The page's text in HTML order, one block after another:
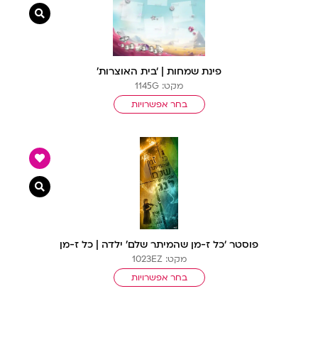
פינת שמחות | ‘בית האוצרות’
מקט: 1145G
בחר אפשרויות
צפייה
פוסטר ‘כל ז-מן שהמיתר שלם’ ילדה | כל ז-מן
מקט: 1023EZ
בחר אפשרויות
צפייה